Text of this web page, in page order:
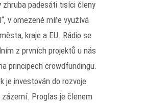
zhruba padesáti tisíci členy
v omezené míře využívá
kraje a EU. Rádio se
z prvních projektů u nás
principech crowdfundingu.
je investován do rozvoje
zázemí. Proglas je členem